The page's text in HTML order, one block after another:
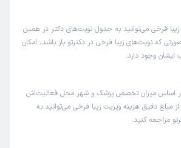
زیبا فرخی می‌توانید به جدول نوبت‌های دکتر در همین
که نوبت‌های زیبا فرخی در دکترتو باز باشد، امکان
وجود دارد.
بر اساس میزان تخصص پزشک و شهر محل فعالیت‌اش
مبلغ دقیق هزینه ویزیت زیبا فرخی می‌توانید به
مراجعه کنید.